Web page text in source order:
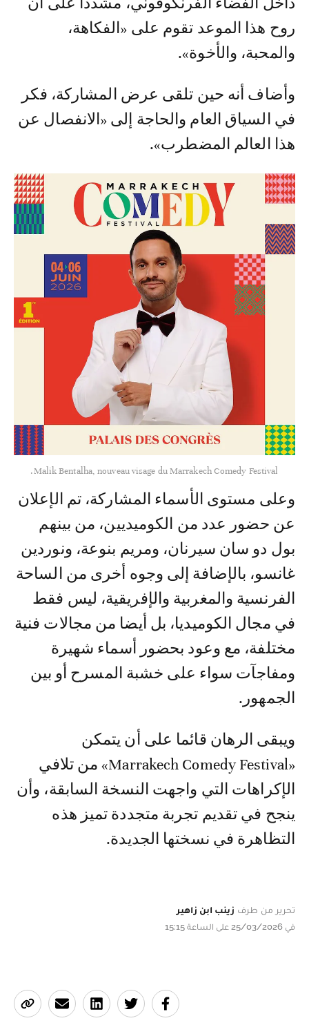
داخل الفضاء الفرنكوفوني، مشددا على أن
روح هذا الموعد تقوم على «الفكاهة،
والمحبة، والأخوة».
وأضاف أنه حين تلقى عرض المشاركة، فكر
في السياق العام والحاجة إلى «الانفصال عن
هذا العالم المضطرب».
Malik Bentalha, nouveau visage du Marrakech Comedy Festival.
وعلى مستوى الأسماء المشاركة، تم الإعلان
عن حضور عدد من الكوميديين، من بينهم
بول دو سان سيرنان، ومريم بنوعة، ونوردين
غانسو، بالإضافة إلى وجوه أخرى من الساحة
الفرنسية والمغربية والإفريقية، ليس فقط
في مجال الكوميديا، بل أيضا من مجالات فنية
مختلفة، مع وعود بحضور أسماء شهيرة
ومفاجآت سواء على خشبة المسرح أو بين
الجمهور.
ويبقى الرهان قائما على أن يتمكن
«Marrakech Comedy Festival» من تلافي
الإكراهات التي واجهت النسخة السابقة، وأن
ينجح في تقديم تجربة متجددة تميز هذه
التظاهرة في نسختها الجديدة.
تحرير من طرف زينب ابن زاهير
في 25/03/2026 على الساعة 15:15